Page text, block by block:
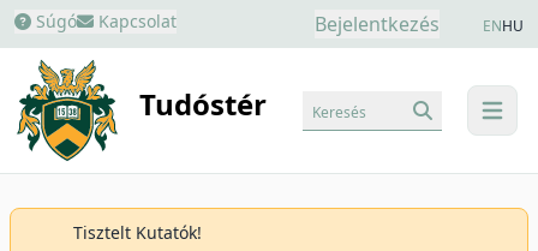
Súgó Kapcsolat Bejelentkezés ENHU
Tudóstér menu
Keresés
Tisztelt Kutatók!